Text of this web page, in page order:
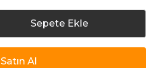
Sepete Ekle
Satın Al